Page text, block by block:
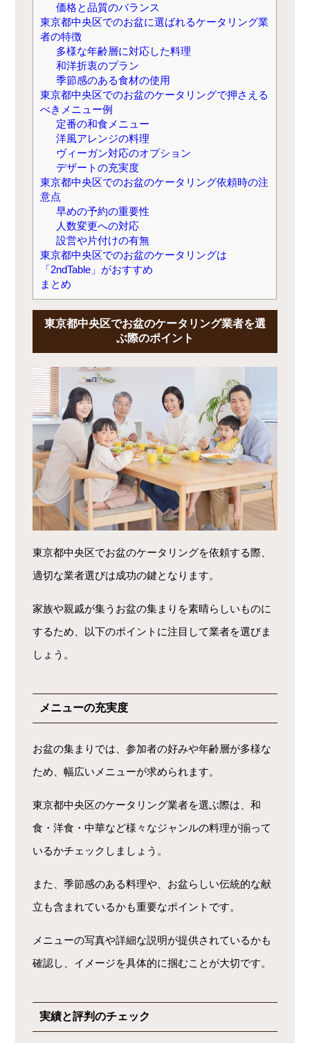
価格と品質のバランス
東京都中央区でのお盆に選ばれるケータリング業
者の特徴
多様な年齢層に対応した料理
和洋折衷のプラン
季節感のある食材の使用
東京都中央区でのお盆のケータリングで押さえる
べきメニュー例
定番の和食メニュー
洋風アレンジの料理
ヴィーガン対応のオプション
デザートの充実度
東京都中央区でのお盆のケータリング依頼時の注
意点
早めの予約の重要性
人数変更への対応
設営や片付けの有無
東京都中央区でのお盆のケータリングは
「2ndTable」がおすすめ
まとめ
東京都中央区でお盆のケータリング業者を選
ぶ際のポイント
東京都中央区でお盆のケータリングを依頼する際、
適切な業者選びは成功の鍵となります。
家族や親戚が集うお盆の集まりを素晴らしいものに
するため、以下のポイントに注目して業者を選びま
しょう。
メニューの充実度
お盆の集まりでは、参加者の好みや年齢層が多様な
ため、幅広いメニューが求められます。
東京都中央区のケータリング業者を選ぶ際は、和
食・洋食・中華など様々なジャンルの料理が揃って
いるかチェックしましょう。
また、季節感のある料理や、お盆らしい伝統的な献
立も含まれているかも重要なポイントです。
メニューの写真や詳細な説明が提供されているかも
確認し、イメージを具体的に掴むことが大切です。
実績と評判のチェック